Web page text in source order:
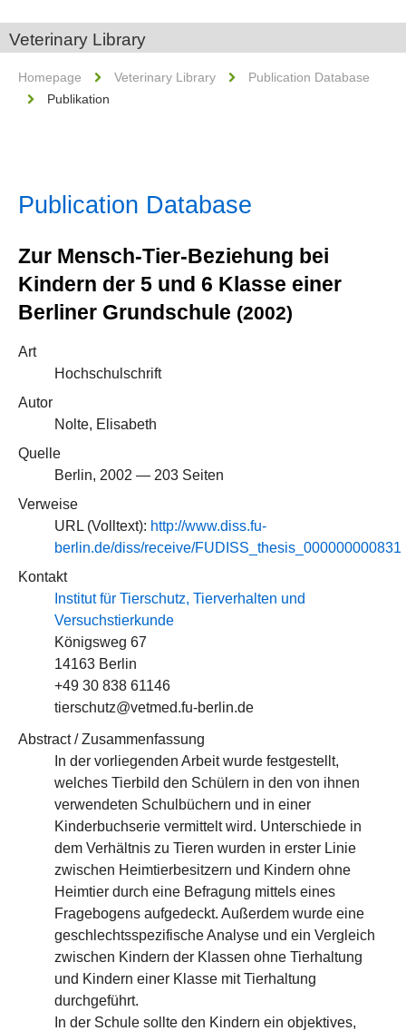
Veterinary Library
Homepage Veterinary Library
Publication Database
Publikation
Publication Database
Zur Mensch-Tier-Beziehung bei
Kindern der 5 und 6 Klasse einer
Berliner Grundschule (2002)
Art
Hochschulschrift
Autor
Nolte, Elisabeth
Quelle
Berlin, 2002 — 203 Seiten
Verweise
URL (Volltext): http://www.diss.fu-
berlin.de/diss/receive/FUDISS_thesis_000000000831
Kontakt
Institut für Tierschutz, Tierverhalten und
Versuchstierkunde
Königsweg 67
14163 Berlin
+49 30 838 61146
tierschutz@vetmed.fu-berlin.de
Abstract / Zusammenfassung
In der vorliegenden Arbeit wurde festgestellt,
welches Tierbild den Schülern in den von ihnen
verwendeten Schulbüchern und in einer
Kinderbuchserie vermittelt wird. Unterschiede in
dem Verhältnis zu Tieren wurden in erster Linie
zwischen Heimtierbesitzern und Kindern ohne
Heimtier durch eine Befragung mittels eines
Fragebogens aufgedeckt. Außerdem wurde eine
geschlechtsspezifische Analyse und ein Vergleich
zwischen Kindern der Klassen ohne Tierhaltung
und Kindern einer Klasse mit Tierhaltung
durchgeführt.
In der Schule sollte den Kindern ein objektives,